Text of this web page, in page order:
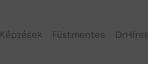
Képzések Füstmentes